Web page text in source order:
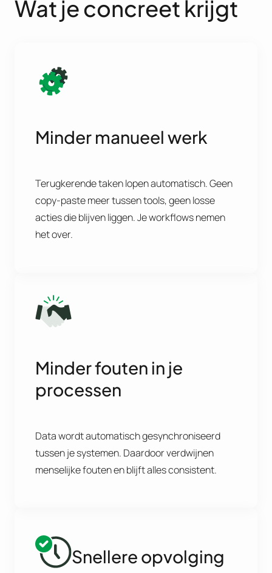
Wat je concreet krijgt
Minder manueel werk
Terugkerende taken lopen automatisch. Geen
copy-paste meer tussen tools, geen losse
acties die blijven liggen. Je workflows nemen
het over.
Minder fouten in je
processen
Data wordt automatisch gesynchroniseerd
tussen je systemen. Daardoor verdwijnen
menselijke fouten en blijft alles consistent.
Snellere opvolging